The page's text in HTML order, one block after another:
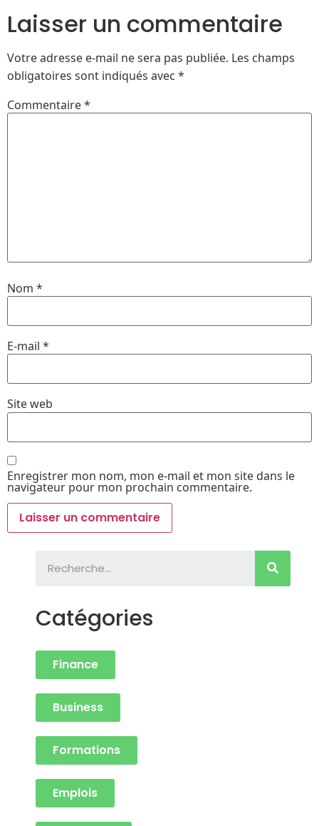
Laisser un commentaire
Votre adresse e-mail ne sera pas publiée. Les champs
obligatoires sont indiqués avec *
Commentaire*
Nom *
E-mail *
Site web
Enregistrer mon nom, mon e-mail et mon site dans le
navigateur pour mon prochain commentaire.
Catégories
Finance
Business
Formations
Emplois